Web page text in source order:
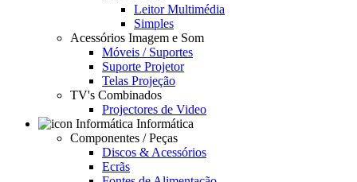
Leitor Multimédia
Simples
Acessórios Imagem e Som
Móveis / Suportes
Suporte Projetor
Telas Projeção
TV's Combinados
Projectores de Video
Informática
Componentes / Peças
Discos & Acessórios
Ecrãs